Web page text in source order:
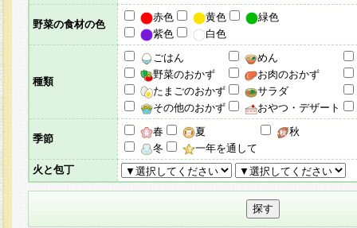
野菜の食材の色
赤色 黄色
緑色
紫色
白色
種類
ごはん
めん
野菜のおかず
お肉のおかず
たまごのおかず
サラダ
その他のおかず
おやつ・デザート
季節
春 夏
秋
冬
一年を通して
火と包丁